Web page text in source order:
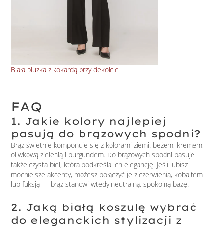
Biała bluzka z kokardą przy dekolcie
FAQ
1. Jakie kolory najlepiej
pasują do brązowych spodni?
Brąz świetnie komponuje się z kolorami ziemi: beżem, kremem,
oliwkową zielenią i burgundem. Do brązowych spodni pasuje
także czysta biel, która podkreśla ich elegancję. Jeśli lubisz
mocniejsze akcenty, możesz połączyć je z czerwienią, kobaltem
lub fuksją — brąz stanowi wtedy neutralną, spokojną bazę.
2. Jaką białą koszulę wybrać
do eleganckich stylizacji z